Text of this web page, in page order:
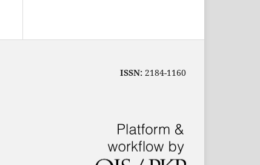
ISSN: 2184-1160